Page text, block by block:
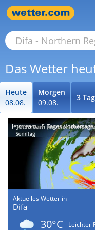
Das Wetter
Heute
08.08.
Morgen
09.08.
3
Jetstream - 5-Tages-Vorhersage
Aktuelles Wetter in
Difa
30°C
Leichter